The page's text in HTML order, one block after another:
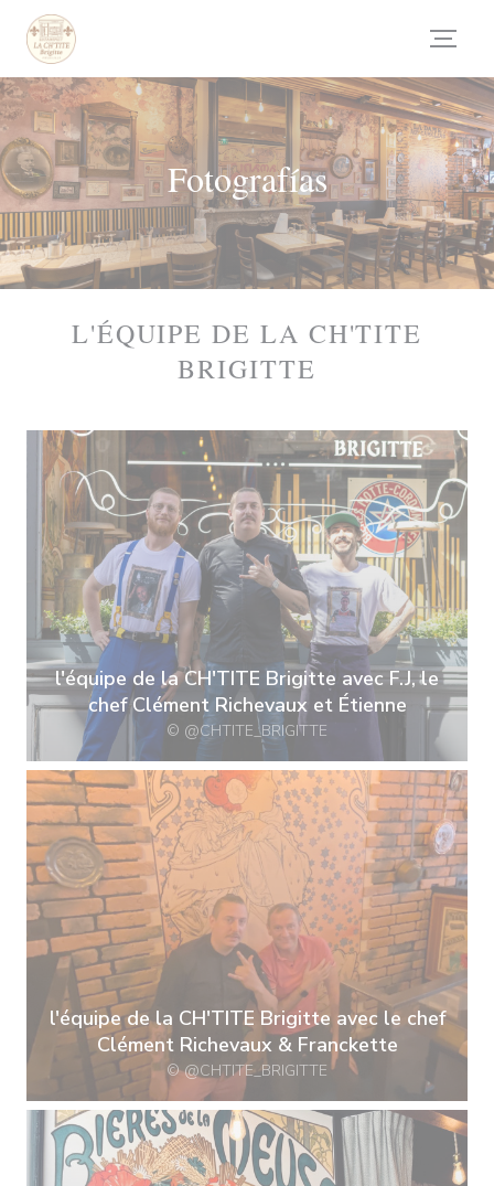
Personalización de sus opciones de cookies
Fotografías
L'ÉQUIPE DE LA CH'TITE
BRIGITTE
l'équipe de la CH'TITE Brigitte avec F.J, le
chef Clément Richevaux et Étienne
© @CHTITE_BRIGITTE
l'équipe de la CH'TITE Brigitte avec le chef
Clément Richevaux & Franckette
© @CHTITE_BRIGITTE